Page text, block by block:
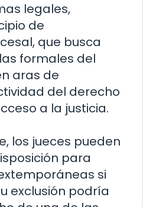
legales,
de
que busca
formales del
aras de
del derecho
a la justicia.
los jueces pueden
para
si
exclusión podría